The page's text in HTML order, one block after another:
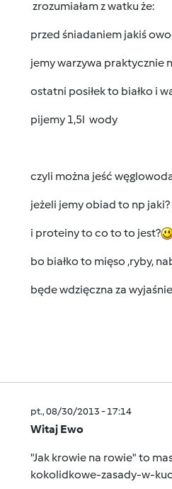
zrozumiałam z watku że:
przed śniadaniem jakiś
jemy warzywa praktycznie
ostatni posiłek to białko i
pijemy 1,5l wody
czyli można jeść
jeżeli jemy obiad to np
i proteiny to co to to jest?
bo białko to mięso ,ryby,
będe wdzięczna za
pt., 08/30/2013 - 17:14
Witaj Ewo
"Jak krowie na rowie" to
kokolidkowe-zasady-w-